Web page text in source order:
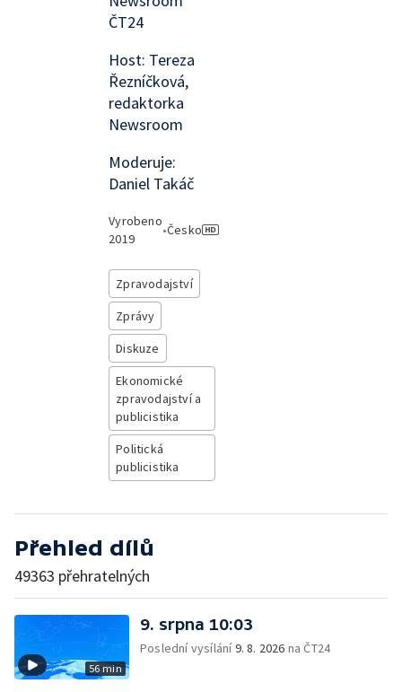
ČT24
Host: Tereza
Řezníčková,
redaktorka
Newsroom
Moderuje:
Daniel Takáč
Vyrobeno
2019
•Česko
Zpravodajství
Zprávy
Diskuze
Ekonomické
zpravodajství a
publicistika
Politická
publicistika
Přehled dílů
49363 přehratelných
56 min
9. srpna 10:03
Poslední vysílání9. 8. 2026 na ČT24